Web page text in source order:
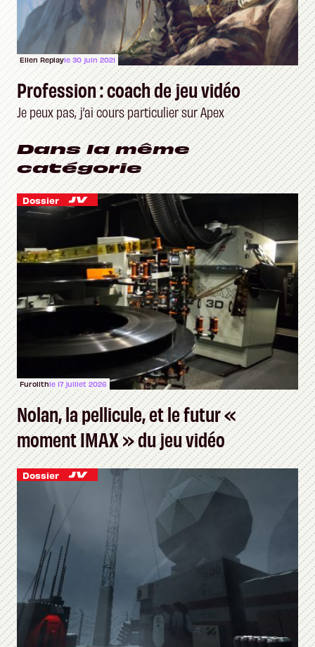
Ellen Replayle 30 juin 2021
Profession : coach de jeu vidéo
Je peux pas, j’ai cours particulier sur Apex
Dans la même
catégorie
Dossier
Furolithle 17 juillet 2026
Nolan, la pellicule, et le futur «
moment IMAX » du jeu vidéo
Dossier